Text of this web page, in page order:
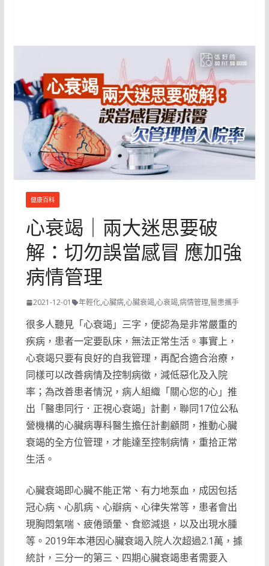
健康百科
心衰竭｜兩大迷思要破
解：切勿誤當感冒 應加強
病情管理
2021-12-01 年輕化,心臟病,心臟衰竭,心衰竭,病情管理,醫患攜手
很多人聽見「心衰竭」三字，便認為是非常嚴重的
疾病，患者一定要臥床，無法正常生活。事實上，
心衰竭只要有良好的自我管理，再配合適合治療，
同樣可以改善病情及控制病徵，減低惡化及入院
率；為改善患者情況，病人組織「關心您的心」推
出「醫患同行．正視心衰竭」計劃，聯同17位公私
營機構的心臟病專科醫生擔任計劃顧問，推動心臟
衰竭的全方位管理，才能達至控制病情，重拾正常
生活。
心臟衰竭即心臟不能正常、有力地泵血，成因包括
冠心病、心肌病、心瓣病、心律失常等，患者會出
現胸悶氣喘、疲倦頭暈、食慾減退，以及出現水腫
等。2019年本港因心臟衰竭入院人次超過2.1萬，據
統計，三分一的第三、四期心臟衰竭患者需要入